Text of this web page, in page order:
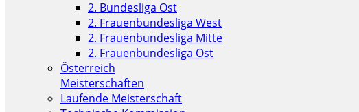
2. Bundesliga Ost
2. Frauenbundesliga West
2. Frauenbundesliga Mitte
2. Frauenbundesliga Ost
Österreich
Meisterschaften
Laufende Meisterschaft